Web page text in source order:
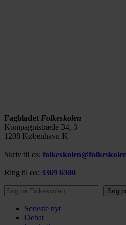
Fagbladet Folkeskolen
Kompagnistræde 34, 3
1208 København K
Skriv til os:
Ring til os: 3369 6300
Søg på Folkeskolen…
Søg
Seneste nyt
Debat